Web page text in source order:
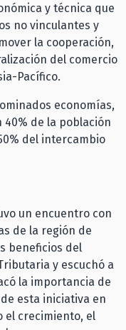
y técnica que
no vinculantes y
la cooperación,
del comercio
Pacífico.
economías,
de la población
del intercambio
un encuentro con
de la región de
beneficios del
y escuchó a
la importancia de
esta iniciativa en
el crecimiento, el